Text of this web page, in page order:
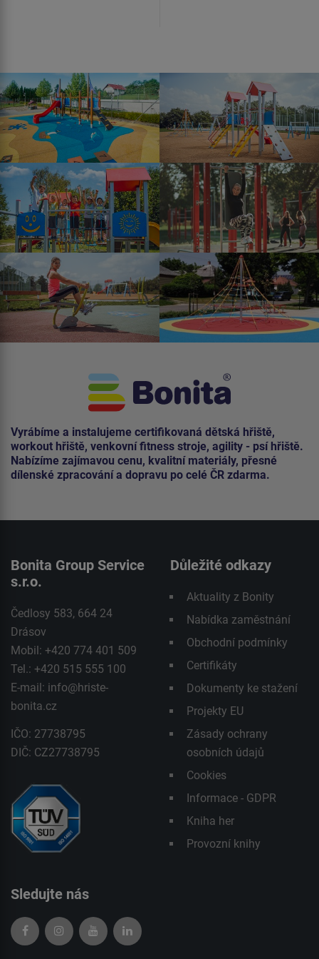
Vyrábíme a instalujeme certifikovaná dětská hřiště,
workout hřiště, venkovní fitness stroje, agility - psí hřiště.
Nabízíme zajímavou cenu, kvalitní materiály, přesné
dílenské zpracování a dopravu po celé ČR zdarma.
Bonita Group Service
s.r.o.
Čedlosy 583, 664 24
Drásov
Mobil: +420 774 401 509
Tel.: +420 515 555 100
E-mail: info@hriste-
bonita.cz
IČO: 27738795
DIČ: CZ27738795
Důležité odkazy
Aktuality z Bonity
Nabídka zaměstnání
Obchodní podmínky
Certifikáty
Dokumenty ke stažení
Projekty EU
Zásady ochrany
osobních údajů
Cookies
Informace - GDPR
Kniha her
Provozní knihy
Sledujte nás